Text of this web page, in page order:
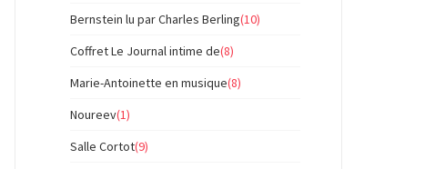
Bernstein lu par Charles Berling(10)
Coffret Le Journal intime de(8)
Marie-Antoinette en musique(8)
Noureev(1)
Salle Cortot(9)